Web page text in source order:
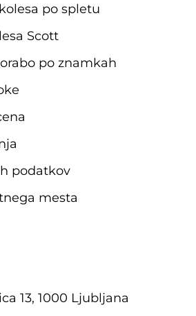
po spletu
Scott
po znamkah
podatkov
mesta
13, 1000 Ljubljana